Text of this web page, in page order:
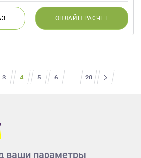
ОНЛАЙН РАСЧЕТ
3 4 5 6 ... 20
>
ваши параметры